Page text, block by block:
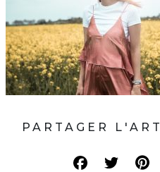
PARTAGER